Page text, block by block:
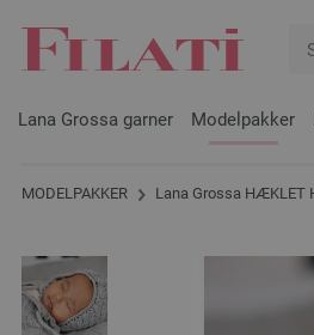
Lana Grossa garner Modelpakker
MODELPAKKER Lana Grossa HÆKLET